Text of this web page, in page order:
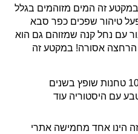
זה המים מזוהמים בגלל
טיהור שפכים כפר סבא
עם נחל קנה שמזוהם גם הוא
הרחצה אסורה! במקטע זה
: מתחם 10 טחנות שופץ בשנים
עם היסטוריה עוד
הינו אחד מחמישה אתרי